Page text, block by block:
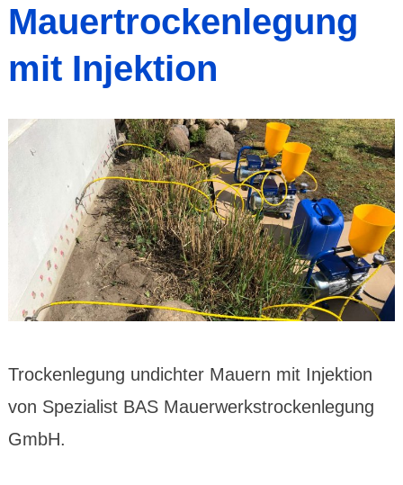
Mauertrockenlegung
mit Injektion
Trockenlegung undichter Mauern mit Injektion
von Spezialist BAS Mauerwerkstrockenlegung
GmbH.